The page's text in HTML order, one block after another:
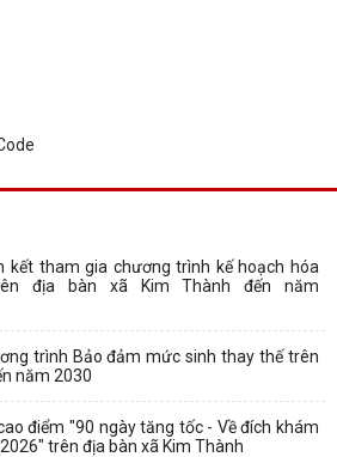
kết tham gia chương trình kế hoạch hóa
địa bàn xã Kim Thành đến năm
trình Bảo đảm mức sinh thay thế trên
năm 2030
điểm "90 ngày tăng tốc - Về đích khám
trên địa bàn xã Kim Thành